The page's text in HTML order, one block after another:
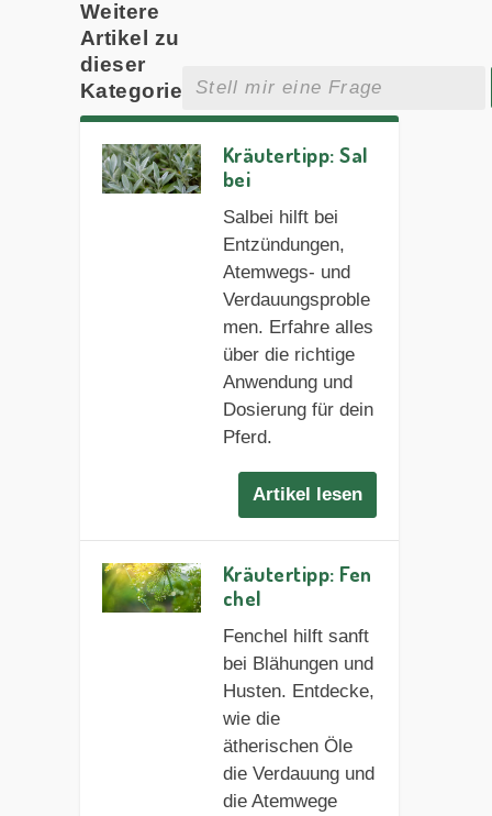
Weitere
Artikel zu
dieser
Kategorie
Kräutertipp: Sal
bei
Salbei hilft bei
Entzündungen,
Atemwegs- und
Verdauungsproble
men. Erfahre alles
über die richtige
Anwendung und
Dosierung für dein
Pferd.
Artikel lesen
Kräutertipp: Fen
chel
Fenchel hilft sanft
bei Blähungen und
Husten. Entdecke,
wie die
ätherischen Öle
die Verdauung und
die Atemwege